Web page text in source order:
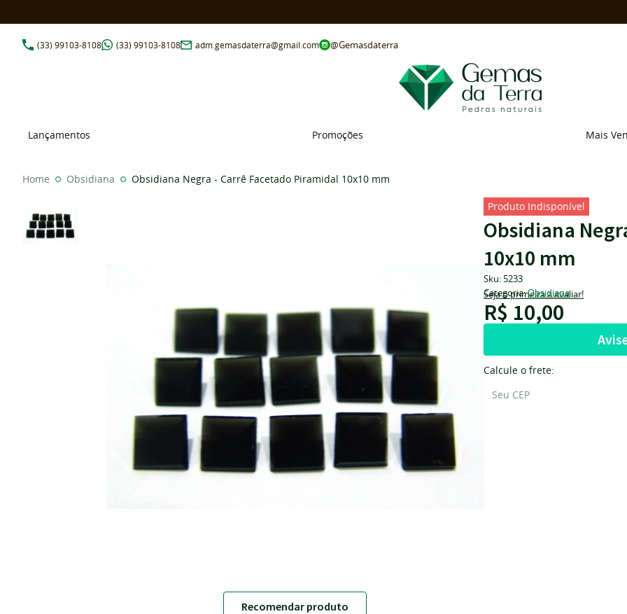
(33) 99103-8108 (33) 99103-8108 adm.gemasdaterra@gmail.com @Gemasdaterra
Lançamentos Promoções Mais
Home Obsidiana Obsidiana Negra - Carrê Facetado Piramidal 10x10 mm
Recomendar produto
Produto Indisponível
Obsidiana
10x10 mm
Sku: 5233
Categoria:Obsidiana
Seja o primeira a avaliar!
R$ 10,00
Calcule o frete: